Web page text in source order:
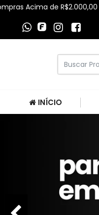
de R$2.000,00 via Pix
INÍCIO